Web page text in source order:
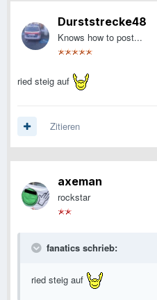
Durststrecke48
Knows how to post...
ried steig auf
Zitieren
axeman
rockstar
fanatics schrieb:
ried steig auf